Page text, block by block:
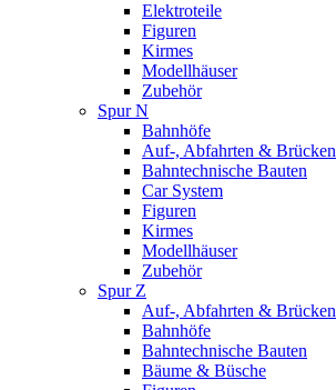
Elektroteile
Figuren
Kirmes
Modellhäuser
Zubehör
Spur N
Bahnhöfe
Auf-, Abfahrten & Brücken
Bahntechnische Bauten
Car System
Figuren
Kirmes
Modellhäuser
Zubehör
Spur Z
Auf-, Abfahrten & Brücken
Bahnhöfe
Bahntechnische Bauten
Bäume & Büsche